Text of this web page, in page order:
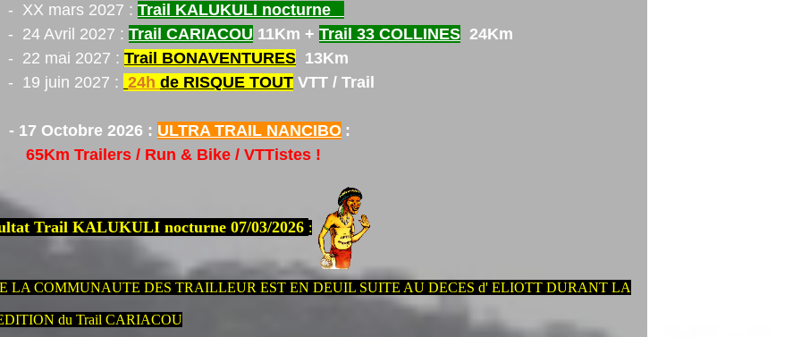
mars 2027 : Trail KALUKULI nocturne
- 24 Avril 2027 : Trail CARIACOU 11Km + Trail 33 COLLINES 24Km
2027 : Trail BONAVENTURES 13Km
2027 : 24h de RISQUE TOUT VTT / Trail
- 17 Octobre 2026 : ULTRA TRAIL NANCIBO :
65Km Trailers / Run & Bike / VTTistes !
Trail KALUKULI nocturne 07/03/2026 :
LA COMMUNAUTE DES TRAILLEUR EST EN DEUIL SUITE AU DECES d' ELIOTT DURANT LA
du Trail CARIACOU